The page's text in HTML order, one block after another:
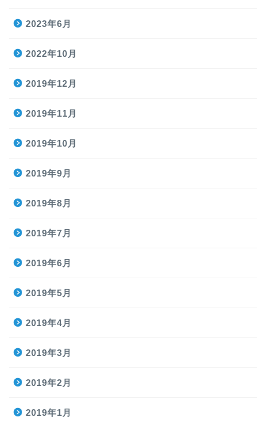
2023年6月
2022年10月
2019年12月
2019年11月
2019年10月
2019年9月
2019年8月
2019年7月
2019年6月
2019年5月
2019年4月
2019年3月
2019年2月
2019年1月